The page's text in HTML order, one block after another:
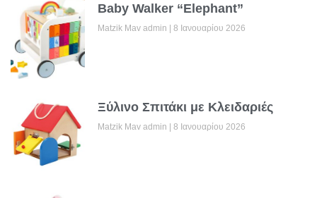
Baby Walker “Elephant”
Matzik Mav admin 8 Ιανουαρίου 2026
Ξύλινο Σπιτάκι με Κλειδαριές
Matzik Mav admin 8 Ιανουαρίου 2026